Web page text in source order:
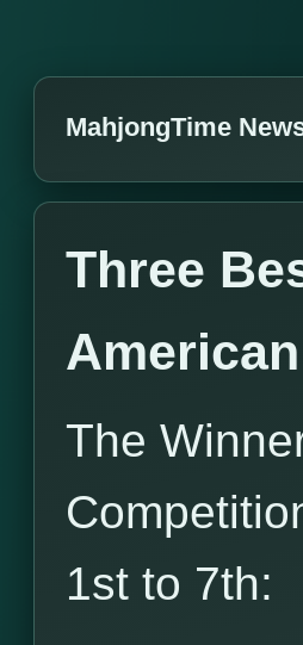
MahjongTime
Three
The
1st to 7th: